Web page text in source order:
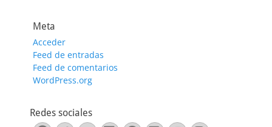
Meta
Acceder
Feed de entradas
Feed de comentarios
WordPress.org
Redes sociales